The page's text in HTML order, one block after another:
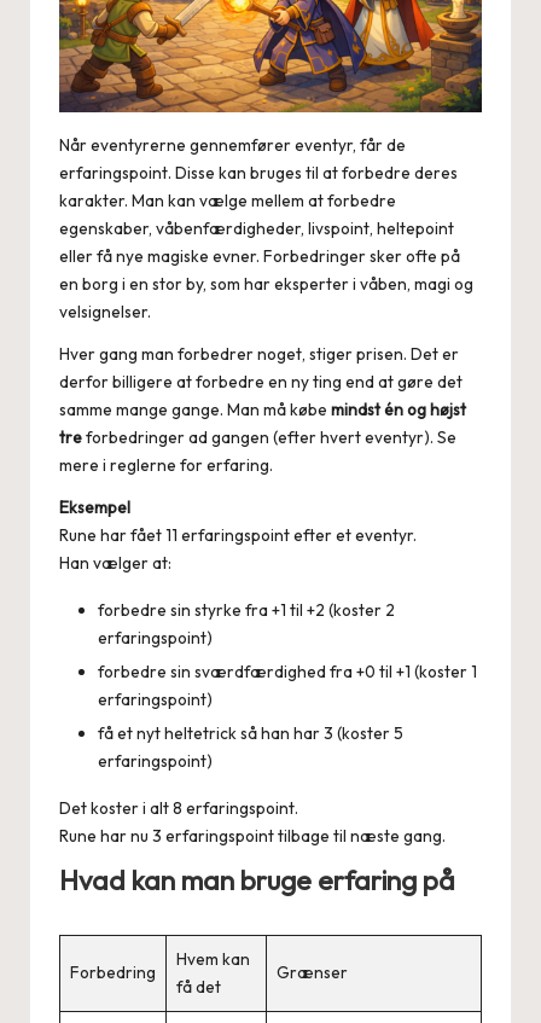
Når eventyrerne gennemfører eventyr, får de
erfaringspoint. Disse kan bruges til at forbedre deres
karakter. Man kan vælge mellem at forbedre
egenskaber, våbenfærdigheder, livspoint, heltepoint
eller få nye magiske evner. Forbedringer sker ofte på
en borg i en stor by, som har eksperter i våben, magi og
velsignelser.
Hver gang man forbedrer noget, stiger prisen. Det er
derfor billigere at forbedre en ny ting end at gøre det
samme mange gange. Man må købe mindst én og højst
treforbedringer ad gangen (efter hvert eventyr). Se
mere i reglerne forerfaring.
Eksempel
Rune har fået 11 erfaringspoint efter et eventyr.
Han vælger at:
forbedre sin styrke fra +1 til +2 (koster 2
erfaringspoint)
forbedre sin sværdfærdighed fra +0 til +1 (koster 1
erfaringspoint)
få et nyt heltetrick så han har 3 (koster 5
erfaringspoint)
Det koster i alt 8 erfaringspoint.
Rune har nu 3 erfaringspoint tilbage til næste gang.
Hvad kan man bruge erfaring på
Forbedring
Hvem kan
få det
Grænser